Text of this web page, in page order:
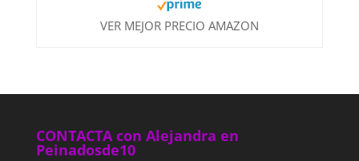
VER MEJOR PRECIO AMAZON
CONTACTA con Alejandra en
Peinadosde10